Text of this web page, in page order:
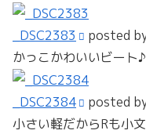
_DSC2383 posted
かっこかわいいビート♪
_DSC2384 posted
小さい軽だからRも小